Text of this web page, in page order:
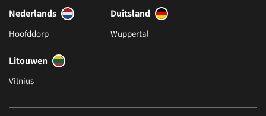
Nederlands
Hoofddorp
Duitsland
Wuppertal
Litouwen
Vilnius